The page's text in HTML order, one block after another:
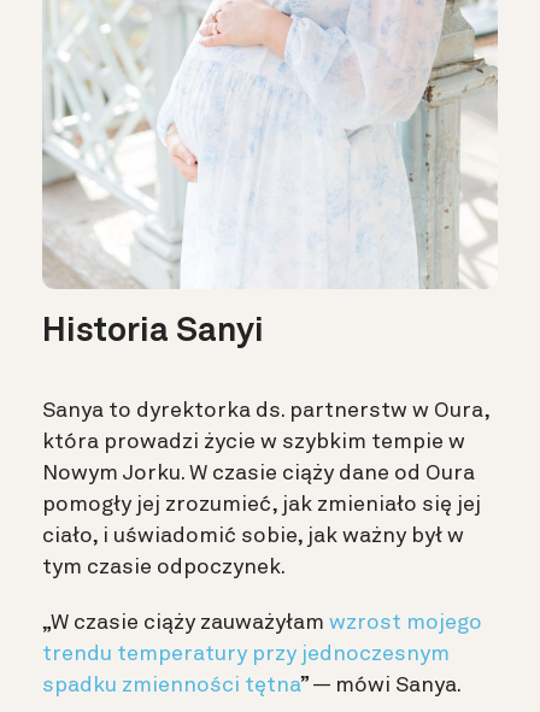
Historia Sanyi
Sanya to dyrektorka ds. partnerstw w Oura,
która prowadzi życie w szybkim tempie w
Nowym Jorku. W czasie ciąży dane od Oura
pomogły jej zrozumieć, jak zmieniało się jej
ciało, i uświadomić sobie, jak ważny był w
tym czasie odpoczynek.
„W czasie ciąży zauważyłam wzrost mojego
trendu temperatury przy jednoczesnym
spadku zmienności tętna” — mówi Sanya.